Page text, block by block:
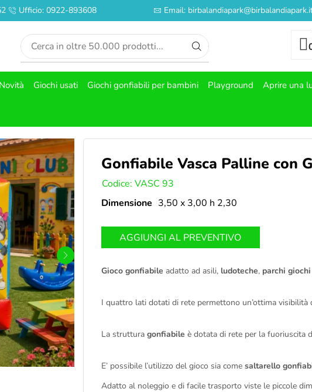
Ufficio: 0922-893608 Email:
Novità Giochi usati Giochi gonfiabili per bambini Playground Aprire una
Gonfiabile Vasca Palline con
Codice: VASC 93
Dimensione 3,50 x 3,00 h 2,30
AGGIUNGI AL PREVENTIVO
Gioco gonfiabile adatto ad asili, ludoteche, parchi giochi
I quattro lati dotati di rete permettono un’ottima visibilità
La struttura gonfiabile è dotata di rete per la fuoriuscita
E’ possibile l’utilizzo del gioco sia come saltarello
Adatto al noleggio e di facile trasporto viste le piccole